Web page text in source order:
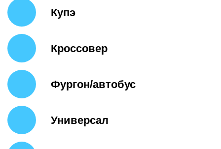
Купэ
Кроссовер
Фургон/автобус
Универсал